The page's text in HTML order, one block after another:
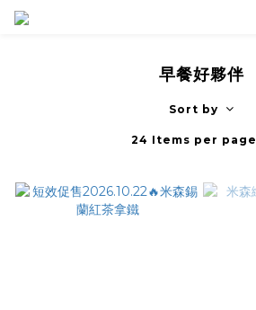
早餐好夥伴
Sort by
24 Items per page